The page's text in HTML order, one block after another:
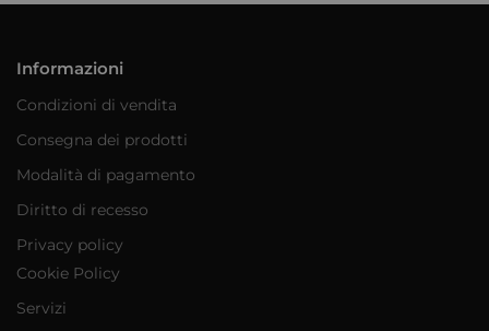
Informazioni
Condizioni di vendita
Consegna dei prodotti
Modalità di pagamento
Diritto di recesso
Privacy policy
Cookie Policy
Servizi